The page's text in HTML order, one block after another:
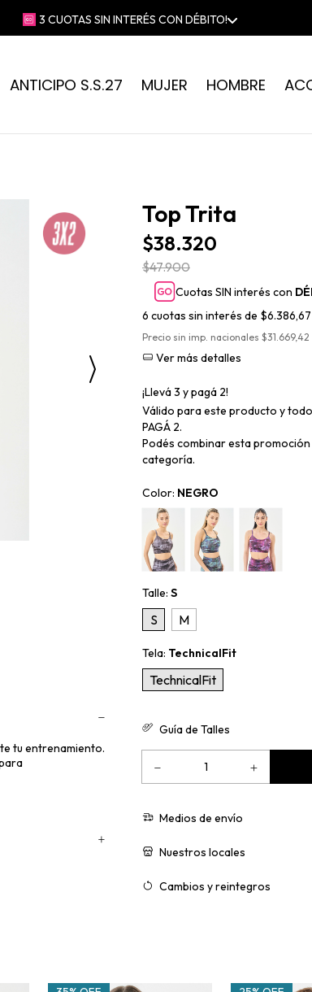
COMPRAS SUPERIORES A $230.000 | 📍RETIRO GRATIS EN
ANTICIPO S.S.27 MUJER HOMBRE
tu entrenamiento.
Top Trita
$38.320
$47.900
Cuotas SIN interés con
6 cuotas sin interés de $6.386,67
Precio sin imp. nacionales $31.669,42
Ver más detalles
¡Llevá 3 y pagá 2!
Válido para este producto y
PAGÁ 2.
Podés combinar esta
categoría.
Color: NEGRO
Talle: S
S M
Tela: TechnicalFit
TechnicalFit
Guía de Talles
Medios de envío
Nuestros locales
Cambios y reintegros